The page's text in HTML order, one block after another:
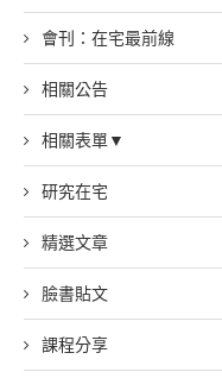
會刊：在宅最前線
相關公告
相關表單▼
研究在宅
精選文章
臉書貼文
課程分享